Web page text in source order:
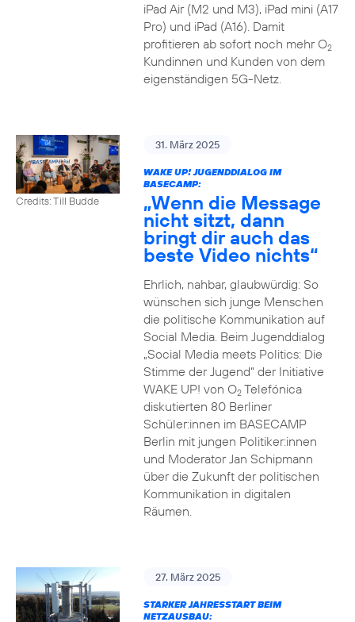
iPad Air (M2 und M3), iPad mini (A17
Pro) und iPad (A16). Damit
profitieren ab sofort noch mehr O2
Kundinnen und Kunden von dem
eigenständigen 5G-Netz.
Credits: Till Budde
31. März 2025
WAKE UP! JUGENDDIALOG IM
BASECAMP:
„Wenn die Message
nicht sitzt, dann
bringt dir auch das
beste Video nichts“
Ehrlich, nahbar, glaubwürdig: So
wünschen sich junge Menschen
die politische Kommunikation auf
Social Media. Beim Jugenddialog
„Social Media meets Politics: Die
Stimme der Jugend“ der Initiative
WAKE UP! von O2Telefónica
diskutierten 80 Berliner
Schüler:innen im BASECAMP
Berlin mit jungen Politiker:innen
und Moderator Jan Schipmann
über die Zukunft der politischen
Kommunikation in digitalen
Räumen.
27. März 2025
STARKER JAHRESSTART BEIM
NETZAUSBAU: